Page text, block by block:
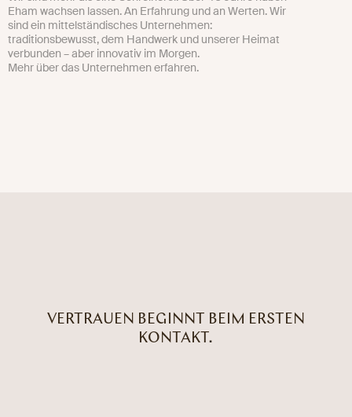
Eham wachsen lassen. An Erfahrung und an Werten. Wir
sind ein mittelständisches Unternehmen:
traditionsbewusst, dem Handwerk und unserer Heimat
verbunden – aber innovativ im Morgen.
Mehr über das Unternehmen erfahren.
VERTRAUEN BEGINNT BEIM ERSTEN
KONTAKT.